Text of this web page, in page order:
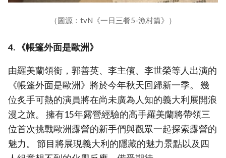
（圖源：tvN《一日三餐5-漁村篇》）
4. 《帳篷外面是歐洲》
由羅美蘭領銜，郭善英、李主儐、李世榮等人出演的
《帳篷外面是歐洲》將於今年秋天回歸新一季。 幾
位炙手可熱的演員將在尚未廣為人知的義大利展開浪
漫之旅。 擁有15年露營經驗的高手羅美蘭將帶領三
位首次挑戰歐洲露營的新手們與觀眾一起探索露營的
魅力。 節目將展現義大利的隱藏的魅力景點以及四